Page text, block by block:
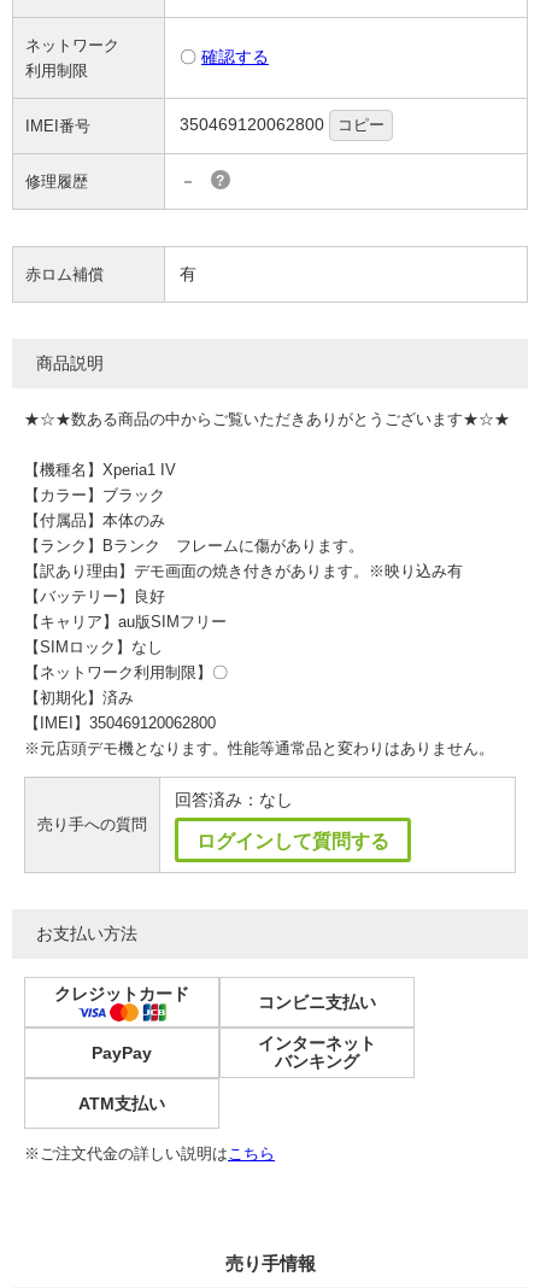
ネットワーク
利用制限
〇 確認する
IMEI番号 350469120062800 コピー
修理履歴 － ?
赤ロム補償 有
商品説明
★☆★数ある商品の中からご覧いただきありがとうございます★☆★
【機種名】Xperia1 IV
【カラー】ブラック
【付属品】本体のみ
【ランク】Bランク フレームに傷があります。
【訳あり理由】デモ画面の焼き付きがあります。※映り込み有
【バッテリー】良好
【キャリア】au版SIMフリー
【SIMロック】なし
【ネットワーク利用制限】〇
【初期化】済み
【IMEI】350469120062800
※元店頭デモ機となります。性能等通常品と変わりはありません。
売り手への質問
回答済み：なし
ログインして質問する
お支払い方法
クレジットカード コンビニ支払い
PayPay
インターネット
バンキング
ATM支払い
※ご注文代金の詳しい説明はこちら
売り手情報